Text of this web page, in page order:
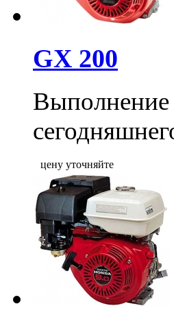
GX 200
Выполнение
цену уточняйте